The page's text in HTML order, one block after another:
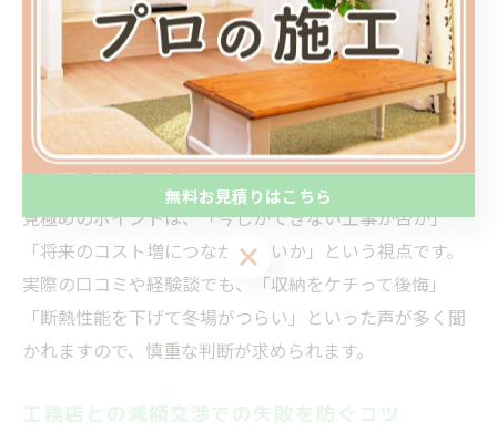
後悔しやすい失敗の典型は、「水回りのグレードダウ
ン」「断熱材の削減」「収納スペースの省略」などが挙
げられます。これらは住み始めてから不便や追加費用の
原因となりやすいため、削減する場合は将来的な影響を
十分に検討しましょう。
見極めのポイントは、「今しかできない工事か否か」
「将来のコスト増につながらないか」という視点です。
実際の口コミや経験談でも、「収納をケチって後悔」
「断熱性能を下げて冬場がつらい」といった声が多く聞
かれますので、慎重な判断が求められます。
工務店との減額交渉での失敗を防ぐコツ
無料お見積りはこちら
無料お見積りはこちら